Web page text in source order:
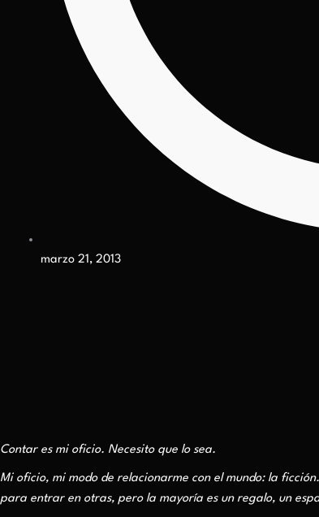
marzo 21, 2013
Contar es mi oficio. Necesito que lo sea.
Mi oficio, mi modo de relacionarme con el mundo: la
para entrar en otras, pero la mayoría es un regalo, un